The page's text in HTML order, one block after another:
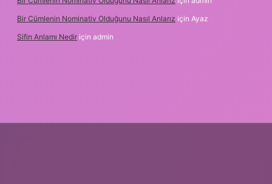
Bir Cümlenin Nominativ Olduğunu Nasıl Anlarız için Ayaz
Sifin Anlamı Nedir için admin